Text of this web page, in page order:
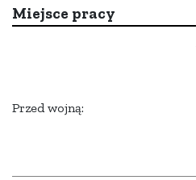
Miejsce pracy
Przed wojną: